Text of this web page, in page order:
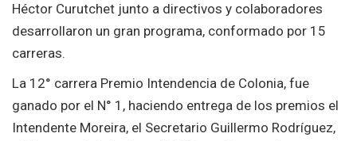
Héctor Curutchet junto a directivos y colaboradores
desarrollaron un gran programa, conformado por 15
carreras.
La 12° carrera Premio Intendencia de Colonia, fue
ganado por el N° 1, haciendo entrega de los premios el
Intendente Moreira, el Secretario Guillermo Rodríguez,